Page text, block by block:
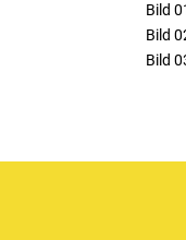
Bild
Bild
Bild